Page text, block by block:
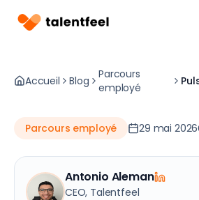
Accueil Blog
Parcours
employé
Parcours employé 29 mai 2026
Antonio Aleman
CEO, Talentfeel